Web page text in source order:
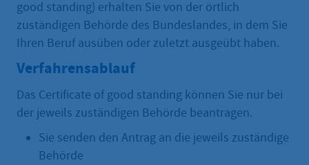
good standing) erhalten Sie von der örtlich
zuständigen Behörde des Bundeslandes, in dem Sie
Ihren Beruf ausüben oder zuletzt ausgeübt haben.
Verfahrensablauf
Das Certificate of good standing können Sie nur bei
der jeweils zuständigen Behörde beantragen.
Sie senden den Antrag an die jeweils zuständige
Behörde